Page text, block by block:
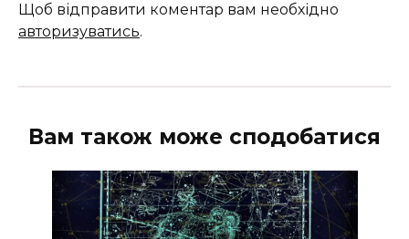
Щоб відправити коментар вам необхідно
авторизуватись.
Вам також може сподобатися